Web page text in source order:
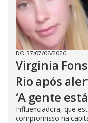
DO R7/07/08/2026
Virginia
Rio após
‘A gente
Influenciadora, que
compromisso na